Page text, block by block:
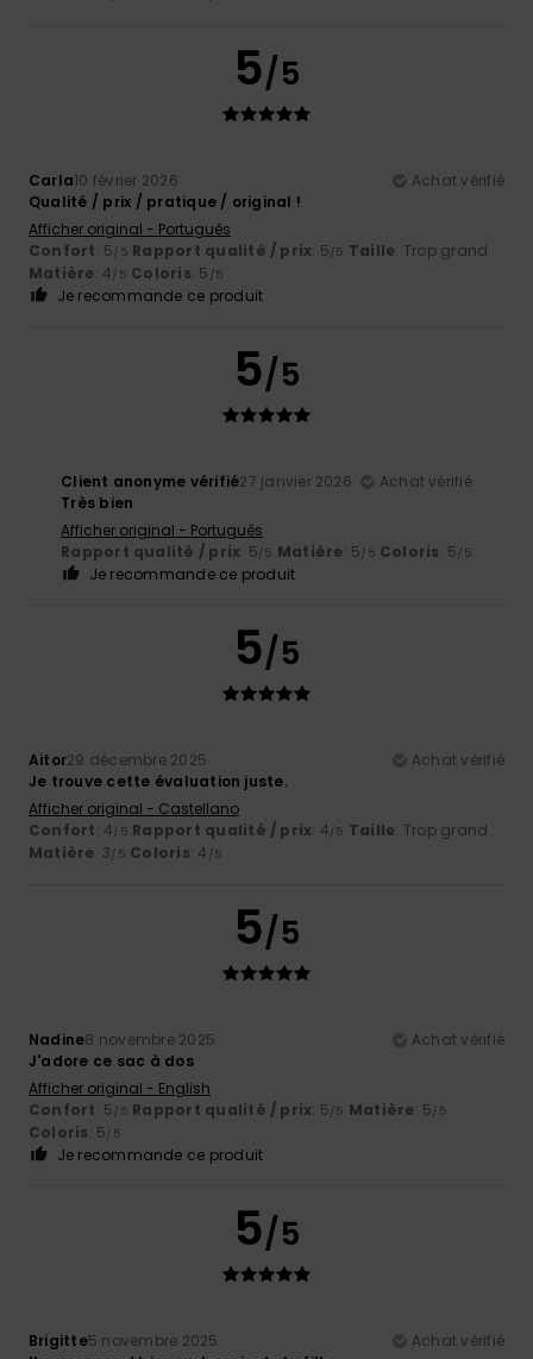
5/5
Carla10 février 2026
Achat vérifié
Qualité / prix / pratique / original !
Afficher original - Português
Confort: 5/5 Rapport qualité / prix: 5/5 Taille: Trop grand
Matière: 4/5 Coloris: 5 /5
Je recommande ce produit
5/5
Client anonyme vérifié27 janvier 2026
Achat vérifié
Très bien
Afficher original - Português
Rapport qualité / prix: 5/5 Matière: 5/5 Coloris: 5/5
Je recommande ce produit
5/5
Aitor29 décembre 2025
Achat vérifié
Je trouve cette évaluation juste.
Afficher original - Castellano
Confort: 4/5 Rapport qualité / prix: 4/5 Taille: Trop grand
Matière: 3/5 Coloris: 4 /5
5/5
Nadine8 novembre 2025
Achat vérifié
J'adore ce sac à dos
Afficher original - English
Confort: 5/5 Rapport qualité / prix: 5/5 Matière: 5/5
Coloris: 5/5
Je recommande ce produit
5/5
Brigitte5 novembre 2025
Achat vérifié